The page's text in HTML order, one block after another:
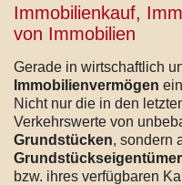
Immobilienkauf,
von Immobilien
Gerade in wirtschaftlich
Immobilienvermögen
Nicht nur die in den
Verkehrswerte von
Grundstücken, sondern
Grundstückseigentümer
bzw. ihres verfügbaren